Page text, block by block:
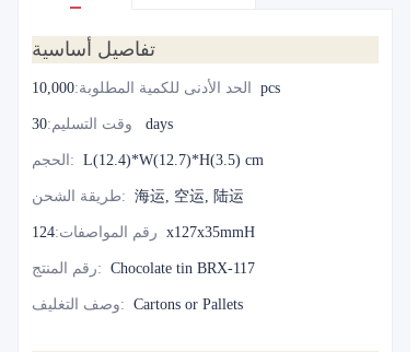
تفاصيل أساسية
الحد الأدنى للكمية المطلوبة: 10,000pcs
وقت التسليم: 30 days
الحجم : L(12.4)*W(12.7)*H(3.5) cm
طريقة الشحن: 海运, 空运, 陆运
رقم المواصفات: 124x127x35mmH
رقم المنتج: Chocolate tin BRX-117
وصف التغليف: Cartons or Pallets